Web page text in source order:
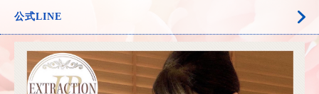
公式LINE